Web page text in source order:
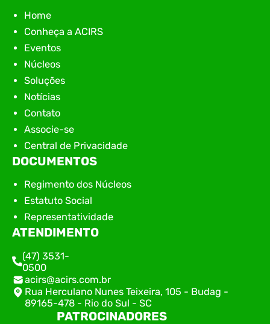
Home
Conheça a ACIRS
Eventos
Núcleos
Soluções
Notícias
Contato
Associe-se
Central de Privacidade
DOCUMENTOS
Regimento dos Núcleos
Estatuto Social
Representatividade
ATENDIMENTO
(47) 3531-
0500
acirs@acirs.com.br
Rua Herculano Nunes Teixeira, 105 - Budag -
89165-478 - Rio do Sul - SC
PATROCINADORES